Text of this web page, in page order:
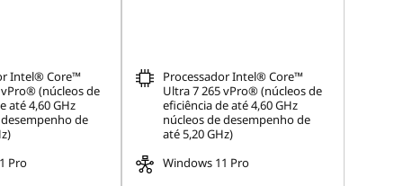
Intel® Core™
(núcleos de
até 4,60 GHz
de
Pro
Processador Intel® Core™
Ultra 7 265 vPro® (núcleos de
eficiência de até 4,60 GHz
núcleos de desempenho de
até 5,20 GHz)
Windows 11 Pro